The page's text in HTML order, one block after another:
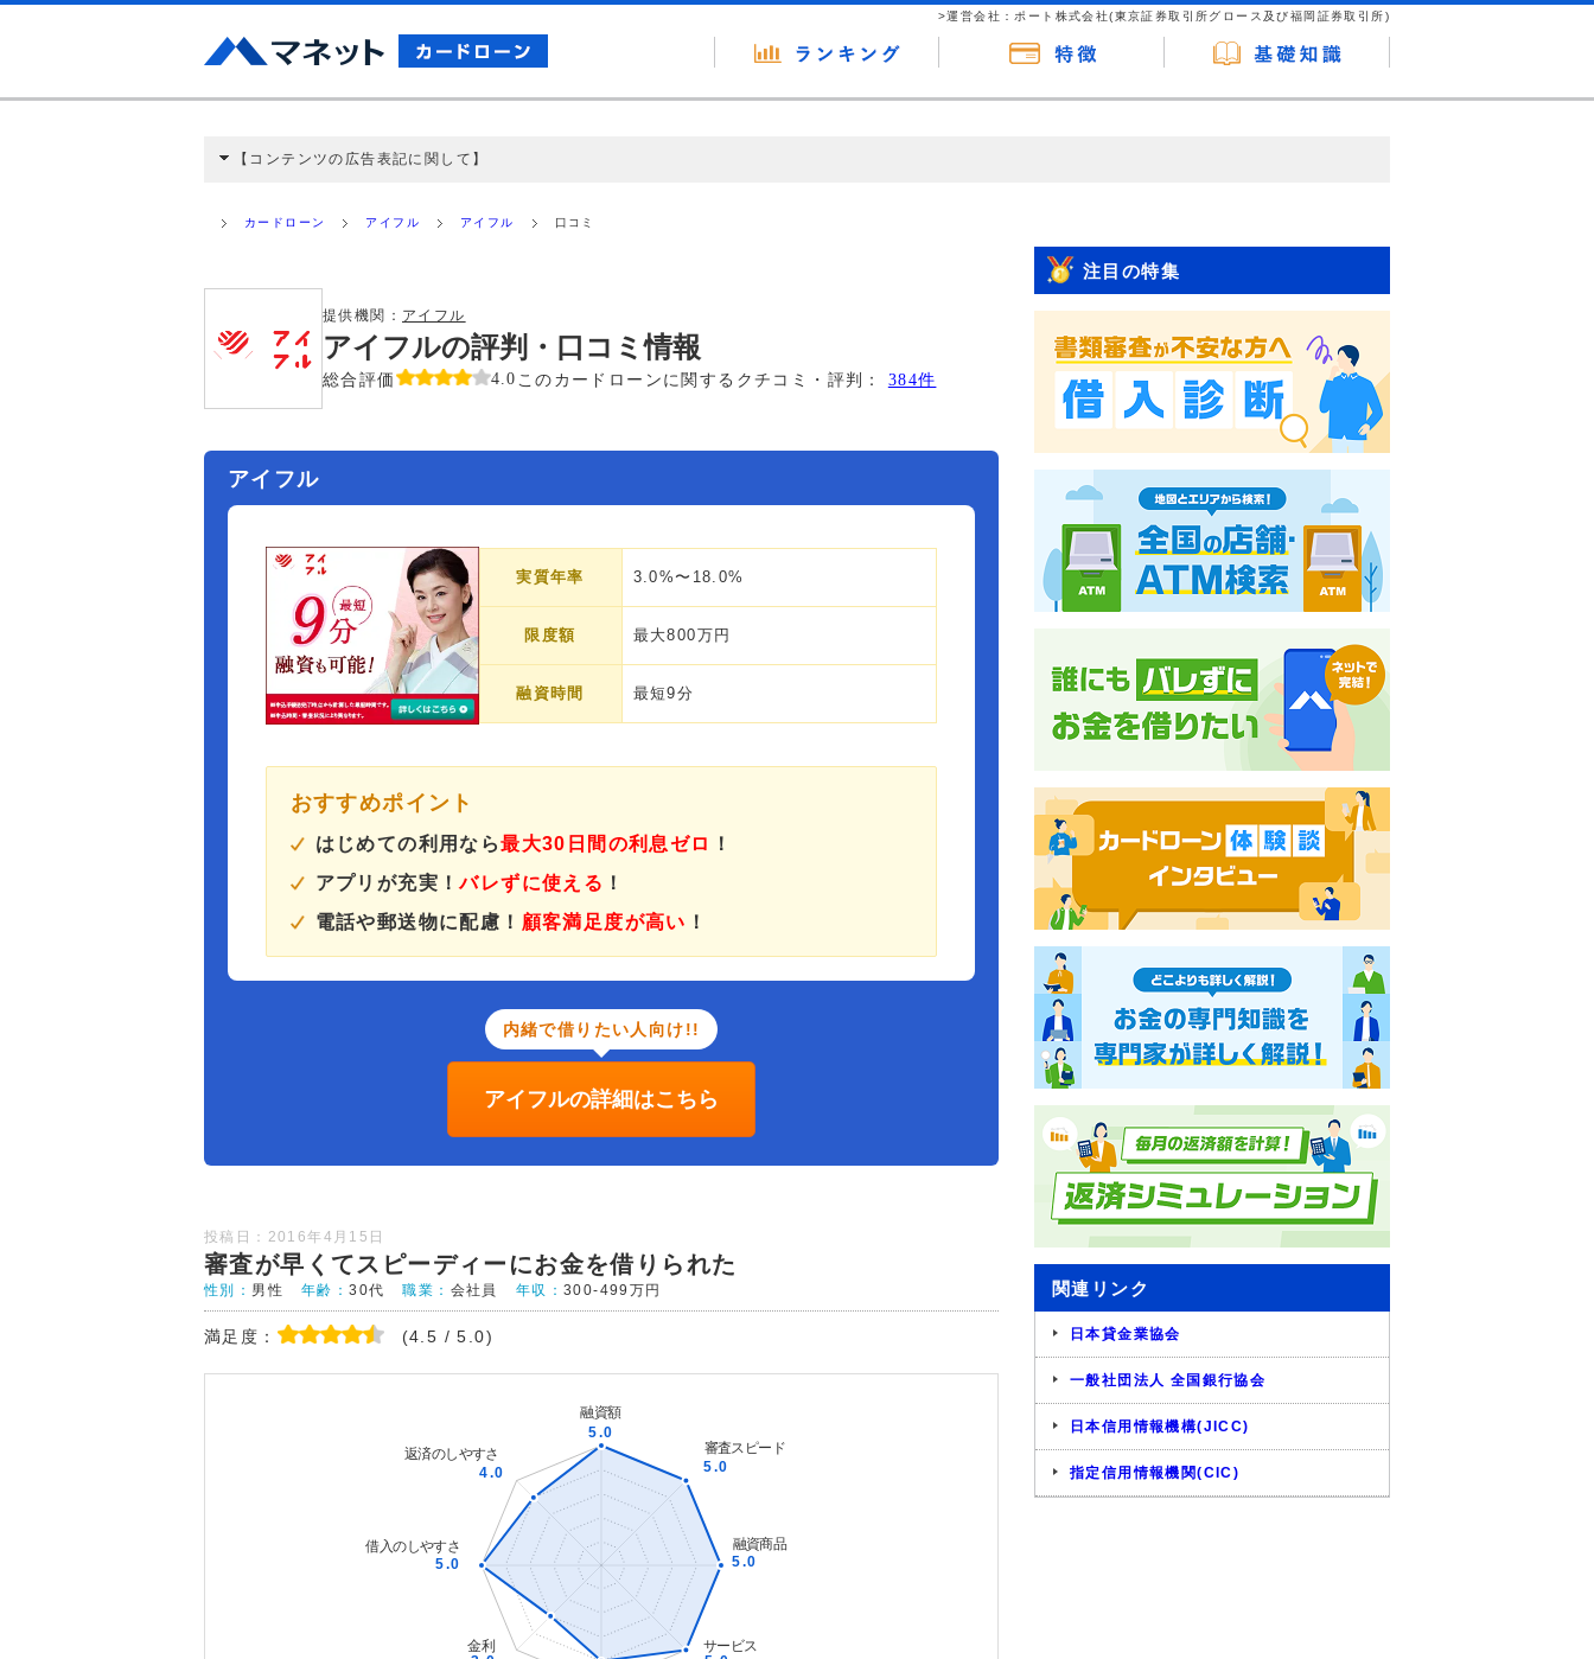
>運営会社：ポート株式会社(東京証券取引所グロース及び福岡証券取引所)
【コンテンツの広告表記に関して】
ミ収集などに基づき、公平性を担保した情報提供を行っています。
カードローン アイフル アイフル 口コミ
提供機関： アイフル
アイフルの評判・口コミ情報
総合評価 4.0 このカードローンに関するクチコミ・評判： 384件
アイフル
実質年率 3.0%〜18.0%
限度額 最大800万円
融資時間 最短9分
おすすめポイント
はじめての利用なら最大30日間の利息ゼロ
！
アプリが充実！バレずに使える ！
電話や郵送物に配慮！ 顧客満足度が高い ！
内緒で借りたい人向け!!
アイフルの詳細はこちら
投稿日：2016年4月15日
審査が早くてスピーディーにお金を借りられた
性別： 男性 年齢：30代 職業： 会社員 年収：300-499万円
満足度： (4.5 / 5.0)
注目の特集
関連リンク
日本貸金業協会
一般社団法人 全国銀行協会
日本信用情報機構(JICC)
指定信用情報機関(CIC)